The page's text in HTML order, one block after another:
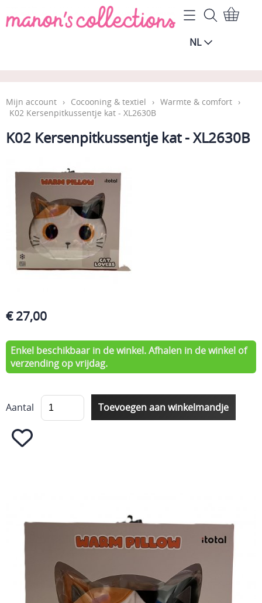
Home
Contact
Gastenboek
Blog
Vragen over de levering
NL
Mijn account › Cocooning & textiel › Warmte & comfort ›
K02 Kersenpitkussentje kat - XL2630B
K02 Kersenpitkussentje kat - XL2630B
€ 27,00
Enkel beschikbaar in de winkel. Afhalen in de winkel of
verzending op vrijdag.
Aantal